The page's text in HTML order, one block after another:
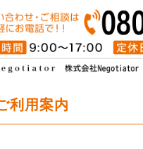
事のオフィ
利用案内